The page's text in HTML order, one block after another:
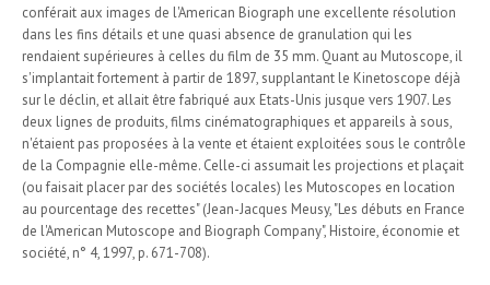
conférait aux images de l'American Biograph une excellente résolution
dans les fins détails et une quasi absence de granulation qui les
rendaient supérieures à celles du film de 35 mm. Quant au Mutoscope, il
s'implantait fortement à partir de 1897, supplantant le Kinetoscope déjà
sur le déclin, et allait être fabriqué aux Etats-Unis jusque vers 1907. Les
deux lignes de produits, films cinématographiques et appareils à sous,
n'étaient pas proposées à la vente et étaient exploitées sous le contrôle
de la Compagnie elle-même. Celle-ci assumait les projections et plaçait
(ou faisait placer par des sociétés locales) les Mutoscopes en location
au pourcentage des recettes" (Jean-Jacques Meusy, "Les débuts en France
de l'American Mutoscope and Biograph Company", Histoire, économie et
société, n° 4, 1997, p. 671-708).